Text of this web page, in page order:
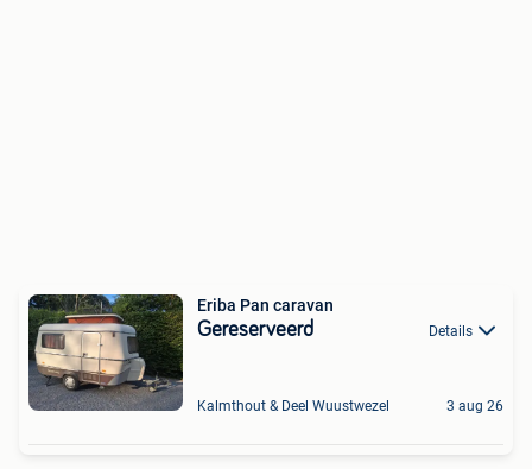
Eriba Pan caravan
Gereserveerd Details
Kalmthout & Deel Wuustwezel 3 aug 26